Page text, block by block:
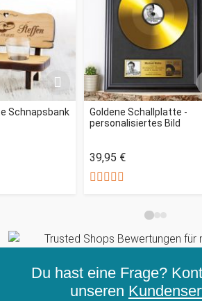
Schnapsbank
Goldene Schallplatte -
personalisiertes Bild
39,95 €
Du hast eine Frage?
unseren